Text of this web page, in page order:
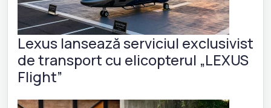
Lexus lansează serviciul exclusivist
de transport cu elicopterul „LEXUS
Flight”